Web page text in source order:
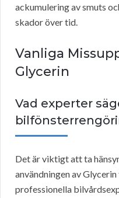
ackumulering av smuts
skador över tid.
Vanliga
Glycerin
Vad experter
Det är viktigt att ta
användningen av
professionella